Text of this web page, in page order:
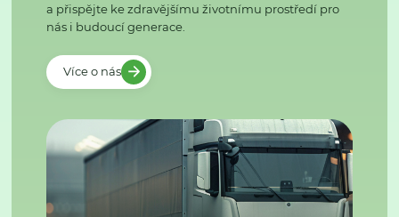
a přispějte ke zdravějšímu životnímu prostředí pro
nás i budoucí generace.
Více o nás